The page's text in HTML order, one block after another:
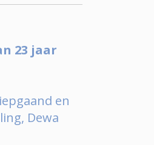
23 jaar
en
Dewa